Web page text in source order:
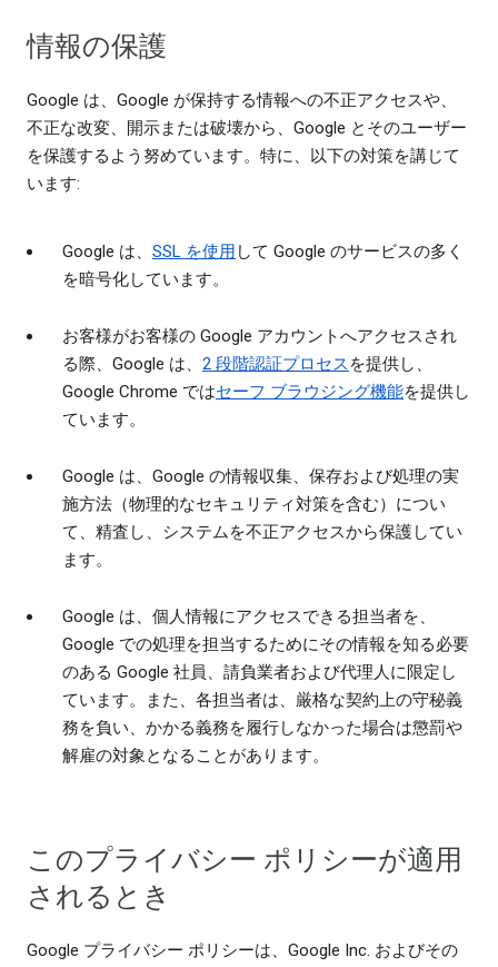
情報の保護
Google は、Google が保持する情報への不正アクセスや、
不正な改変、開示または破壊から、Google とそのユーザー
を保護するよう努めています。特に、以下の対策を講じて
います:
Google は、 SSL を使用 して Google のサービスの多く
を暗号化しています。
お客様がお客様の Google アカウントへアクセスされ
る際、Google は、 2 段階認証プロセス を提供し、
Google Chrome ではセーフ ブラウジング機能を提供し
ています。
Google は、Google の情報収集、保存および処理の実
施方法（物理的なセキュリティ対策を含む）につい
て、精査し、システムを不正アクセスから保護してい
ます。
Google は、個人情報にアクセスできる担当者を、
Google での処理を担当するためにその情報を知る必要
のある Google 社員、請負業者および代理人に限定し
ています。また、各担当者は、厳格な契約上の守秘義
務を負い、かかる義務を履行しなかった場合は懲罰や
解雇の対象となることがあります。
このプライバシー ポリシーが適用
されるとき
Google プライバシー ポリシーは、Google Inc. およびその